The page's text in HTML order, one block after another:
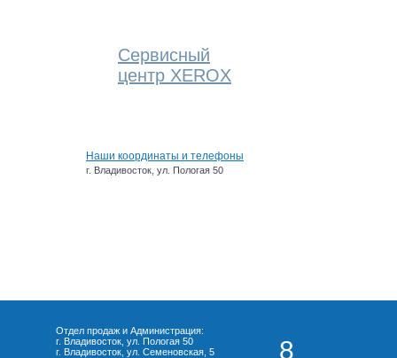
Сервисный
центр XEROX
Наши координаты и телефоны
г. Владивосток, ул. Пологая 50
Отдел продаж и Администрация:
г. Владивосток, ул. Пологая 50
г. Владивосток, ул. Семеновская, 5
8